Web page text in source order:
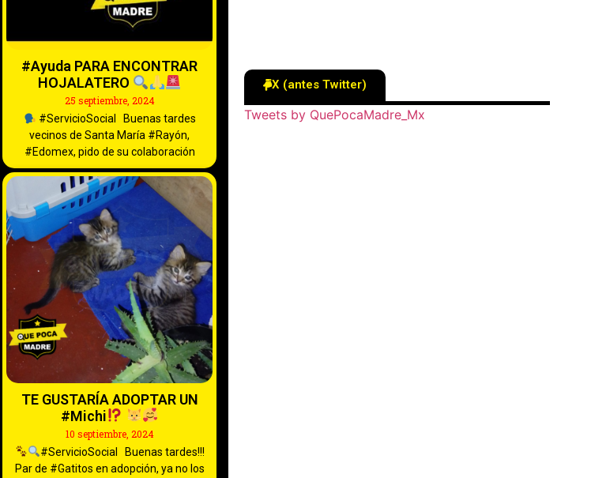
#Ayuda PARA ENCONTRAR
HOJALATERO
25 septiembre, 2024
#ServicioSocial Buenas tardes
vecinos de Santa María #Rayón,
#Edomex, pido de su colaboración
TE GUSTARÍA ADOPTAR UN
#Michi
10 septiembre, 2024
#ServicioSocial Buenas tardes!!!
Par de #Gatitos en adopción, ya no los
X (antes Twitter)
Tweets by QuePocaMadre_Mx